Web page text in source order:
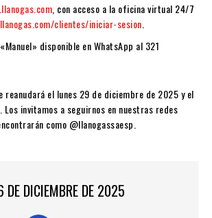
, con acceso a la oficina virtual 24/7
clientes/iniciar-sesion
disponible en WhatsApp al 321
reanudará el lunes 29 de diciembre de 2025 y el
Los invitamos a seguirnos en nuestras redes
como @llanogassaesp.
DE DICIEMBRE DE 2025